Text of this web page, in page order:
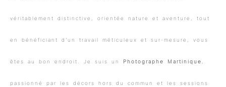
véritablement distinctive, orientée nature et aventure, tout
en bénéficiant d’un travail méticuleux et sur-mesure, vous
êtes au bon endroit. Je suis un Photographe Martinique
passionné par les décors hors du commun et les sessions